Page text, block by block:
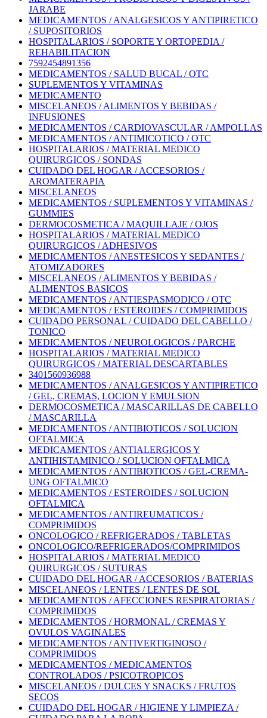
JARABE
MEDICAMENTOS / ANALGESICOS Y ANTIPIRETICO
/ SUPOSITORIOS
HOSPITALARIOS / SOPORTE Y ORTOPEDIA /
REHABILITACION
7592454891356
MEDICAMENTOS / SALUD BUCAL / OTC
SUPLEMENTOS Y VITAMINAS
MEDICAMENTO
MISCELANEOS / ALIMENTOS Y BEBIDAS /
INFUSIONES
MEDICAMENTOS / CARDIOVASCULAR / AMPOLLAS
MEDICAMENTOS / ANTIMICOTICO / OTC
HOSPITALARIOS / MATERIAL MEDICO
QUIRURGICOS / SONDAS
CUIDADO DEL HOGAR / ACCESORIOS /
AROMATERAPIA
MISCELANEOS
MEDICAMENTOS / SUPLEMENTOS Y VITAMINAS /
GUMMIES
DERMOCOSMETICA / MAQUILLAJE / OJOS
HOSPITALARIOS / MATERIAL MEDICO
QUIRURGICOS / ADHESIVOS
MEDICAMENTOS / ANESTESICOS Y SEDANTES /
ATOMIZADORES
MISCELANEOS / ALIMENTOS Y BEBIDAS /
ALIMENTOS BASICOS
MEDICAMENTOS / ANTIESPASMODICO / OTC
MEDICAMENTOS / ESTEROIDES / COMPRIMIDOS
CUIDADO PERSONAL / CUIDADO DEL CABELLO /
TONICO
MEDICAMENTOS / NEUROLOGICOS / PARCHE
HOSPITALARIOS / MATERIAL MEDICO
QUIRURGICOS / MATERIAL DESCARTABLES
3401560936988
MEDICAMENTOS / ANALGESICOS Y ANTIPIRETICO
/ GEL, CREMAS, LOCION Y EMULSION
DERMOCOSMETICA / MASCARILLAS DE CABELLO
/ MASCARILLA
MEDICAMENTOS / ANTIBIOTICOS / SOLUCION
OFTALMICA
MEDICAMENTOS / ANTIALERGICOS Y
ANTIHISTAMINICO / SOLUCION OFTALMICA
MEDICAMENTOS / ANTIBIOTICOS / GEL-CREMA-
UNG OFTALMICO
MEDICAMENTOS / ESTEROIDES / SOLUCION
OFTALMICA
MEDICAMENTOS / ANTIREUMATICOS /
COMPRIMIDOS
ONCOLOGICO / REFRIGERADOS / TABLETAS
ONCOLOGICO/REFRIGERADOS/COMPRIMIDOS
HOSPITALARIOS / MATERIAL MEDICO
QUIRURGICOS / SUTURAS
CUIDADO DEL HOGAR / ACCESORIOS / BATERIAS
MISCELANEOS / LENTES / LENTES DE SOL
MEDICAMENTOS / AFECCIONES RESPIRATORIAS /
COMPRIMIDOS
MEDICAMENTOS / HORMONAL / CREMAS Y
OVULOS VAGINALES
MEDICAMENTOS / ANTIVERTIGINOSO /
COMPRIMIDOS
MEDICAMENTOS / MEDICAMENTOS
CONTROLADOS / PSICOTROPICOS
MISCELANEOS / DULCES Y SNACKS / FRUTOS
SECOS
CUIDADO DEL HOGAR / HIGIENE Y LIMPIEZA /